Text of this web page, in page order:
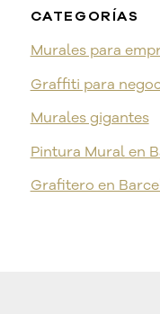
CATEGORÍAS
Murales para
Graffiti para
Murales gigantes
Pintura Mural en
Grafitero en